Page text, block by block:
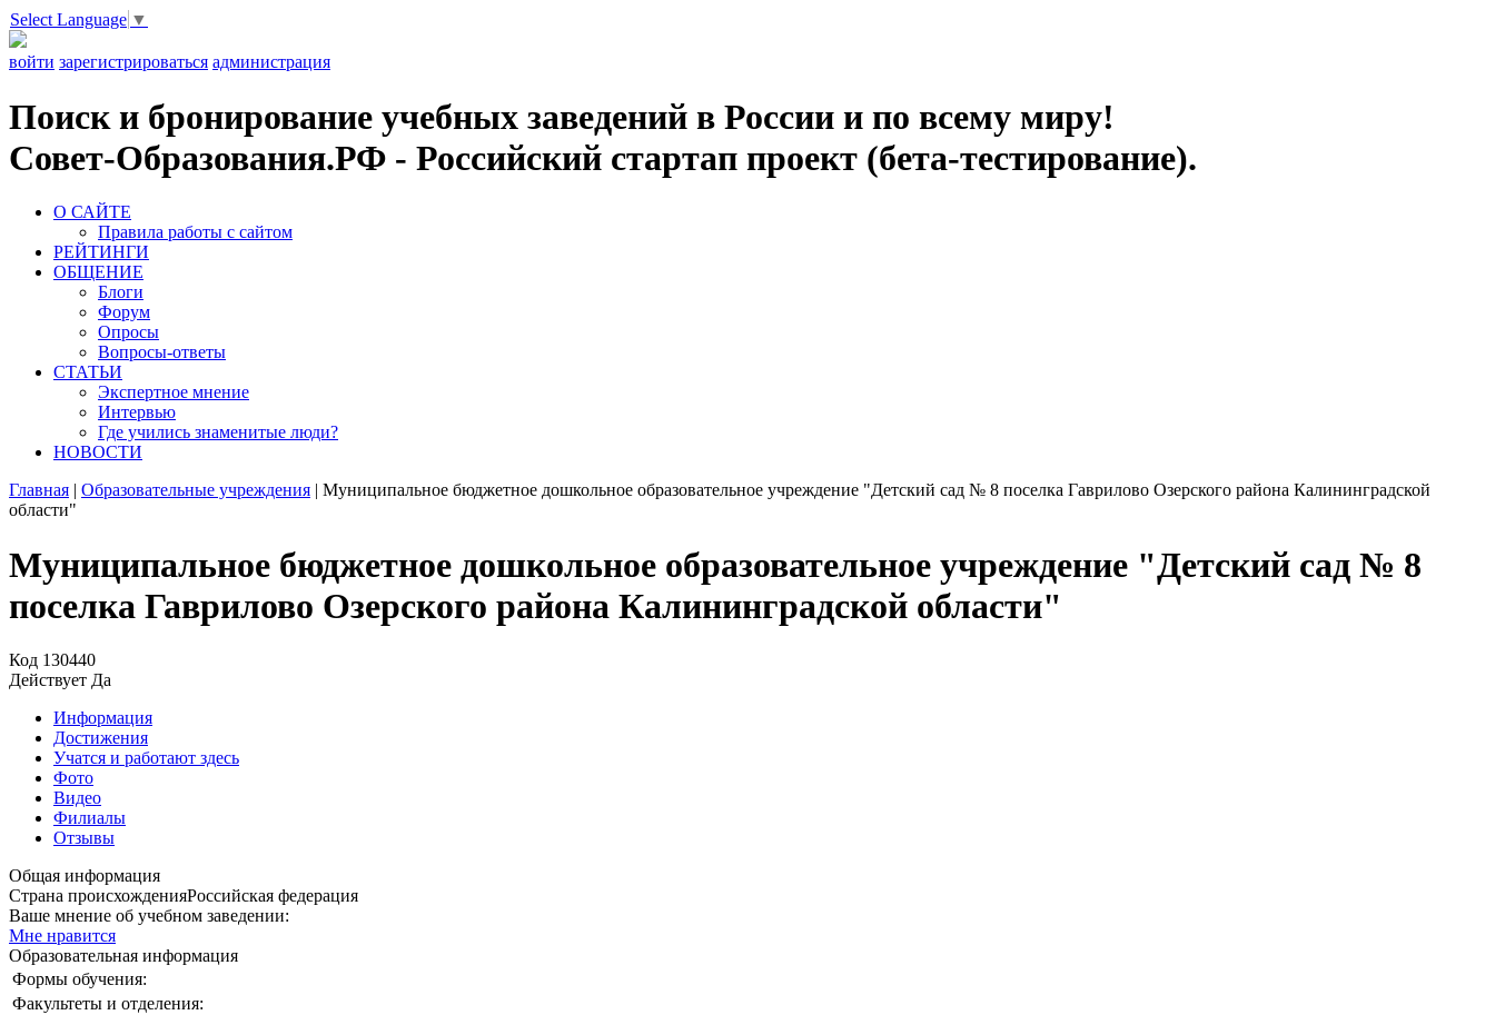
Select Language ▼
войти зарегистрироваться администрация
Поиск и бронирование учебных заведений в России и по всему миру!
Совет-Образования.РФ - Российский стартап проект (бета-тестирование).
О САЙТЕ
Правила работы с сайтом
РЕЙТИНГИ
ОБЩЕНИЕ
Блоги
Форум
Опросы
Вопросы-ответы
СТАТЬИ
Экспертное мнение
Интервью
Где учились знаменитые люди?
НОВОСТИ
Главная | Образовательные учреждения | Муниципальное бюджетное дошкольное образовательное учреждение "Детский сад № 8 поселка Гаврилово Озерского района Калининградской
области"
Муниципальное бюджетное дошкольное образовательное учреждение "Детский сад № 8
поселка Гаврилово Озерского района Калининградской области"
Код 130440
Действует Да
Информация
Достижения
Учатся и работают здесь
Фото
Видео
Филиалы
Отзывы
Общая информация
Страна происхожденияРоссийская федерация
Ваше мнение об учебном заведении:
Мне нравится
Образовательная информация
Формы обучения:
Факультеты и отделения: